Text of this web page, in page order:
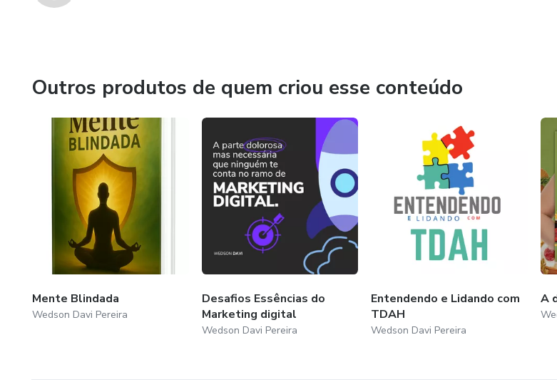
Outros produtos de quem criou esse conteúdo
Mente Blindada
Wedson Davi Pereira
Desafios Essências do
Marketing digital
Wedson Davi Pereira
Entendendo e Lidando com
TDAH
Wedson Davi Pereira
A